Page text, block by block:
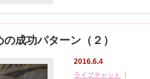
成功パターン（２）
2016.6.4
ライブチャット